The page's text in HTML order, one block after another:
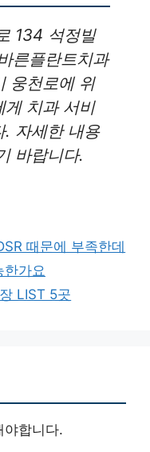
134 석정빌
른플란트치과
웅천로에 위
게 치과 서비
. 자세한 내용
바랍니다.
때문에 부족한데
한가요
LIST 5곳
야합니다.